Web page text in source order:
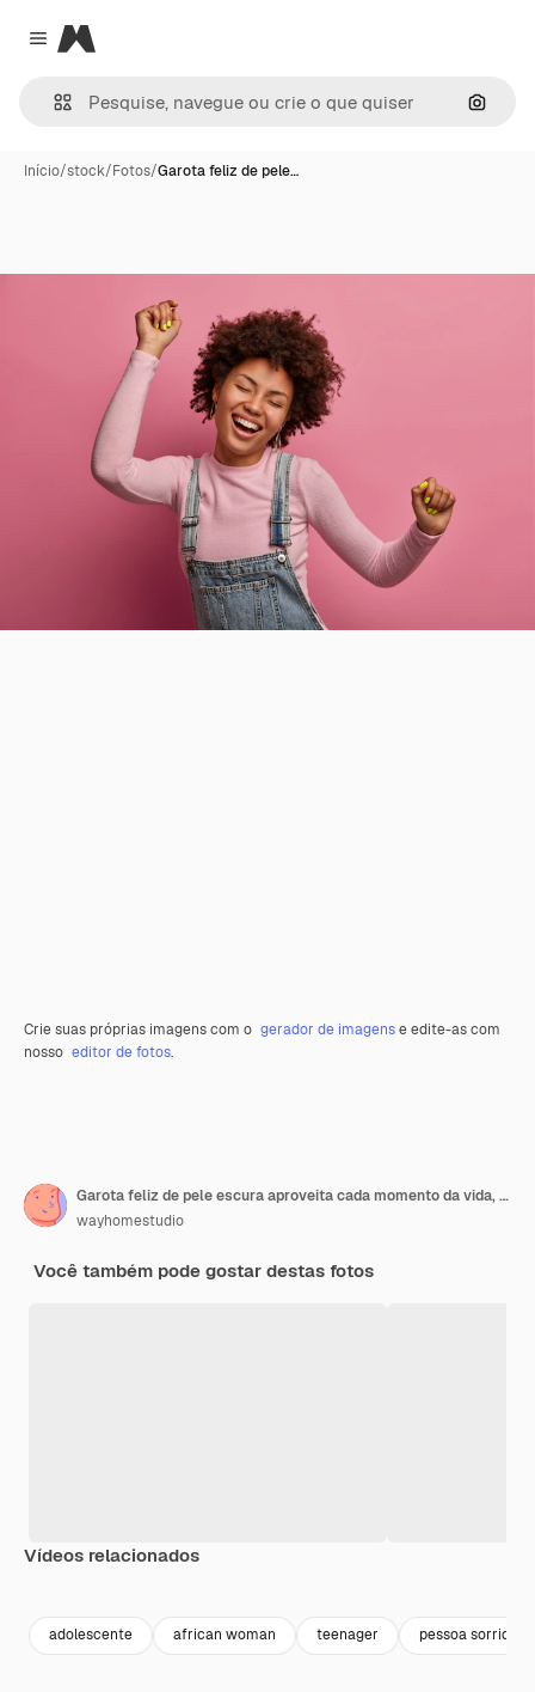
Close menu
Magnific
Início/stock/Fotos/Garota feliz de pele…
Crie suas próprias imagens com o gerador de imagense edite-as com
nosso editor de fotos.
Garota feliz de pele escura aproveita cada momento da vida, dança e se move, levanta os braços e cerrou os punhos, fecha os olhos, tem bom humor, usa sarafan jeans e gola olímpica, isolado na parede rosa
wayhomestudio
Você também pode gostar destas fotos
Vídeos relacionados
adolescente african woman teenager pessoa